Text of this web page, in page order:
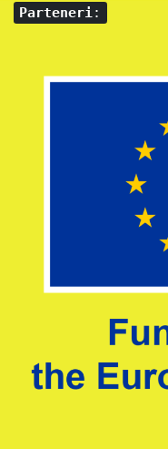
Parteneri: